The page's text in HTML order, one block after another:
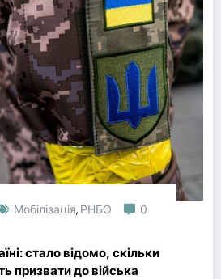
Мобілізація, РНБО
0
стало відомо, скільки
призвати до війська